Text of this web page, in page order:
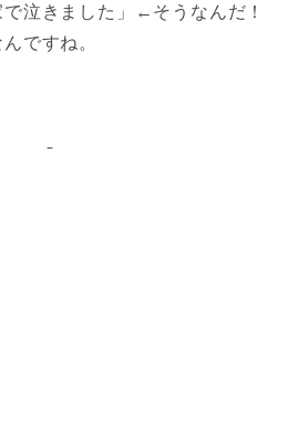
泣きました」←そうなんだ！
ですね。